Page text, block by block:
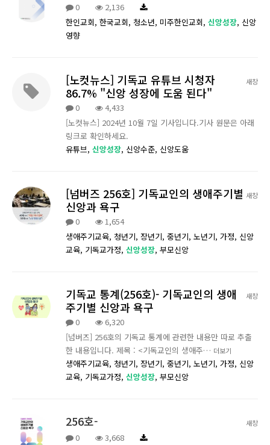
0
2,136
한인교회, 한국교회, 청소년, 미주한인교회, 신앙성장, 신앙
영향
새창
[노컷뉴스] 기독교 유튜브 시청자
86.7% "신앙 성장에 도움 된다"
0
4,433
[노컷뉴스] 2024년 10월 7일 기사입니다.기사 원문은 아래
링크로 확인하세요.
유튜브, 신앙성장, 신앙수준, 신앙도움
새창
[넘버즈 256호] 기독교인의 생애주기별
신앙과 욕구
0
1,654
생애주기교육, 청년기, 장년기, 중년기, 노년기, 가정, 신앙
교육, 기독교가정, 신앙성장, 부모신앙
새창
기독교 통계(256호)- 기독교인의 생애
주기별 신앙과 욕구
0
6,320
[넘버즈] 256호의 기독교 통계에 관련한 내용만 따로 추출
한 내용입니다. 제목 : <기독교인의 생애주… 더보기
생애주기교육, 청년기, 장년기, 중년기, 노년기, 가정, 신앙
교육, 기독교가정, 신앙성장, 부모신앙
새창
256호-
0
3,668